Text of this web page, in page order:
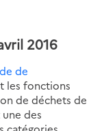
2016
de
les fonctions
de déchets de
des